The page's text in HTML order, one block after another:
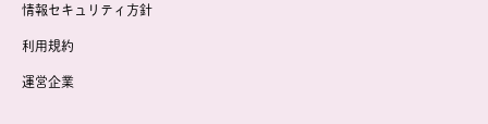
情報セキュリティ方針
利用規約
運営企業